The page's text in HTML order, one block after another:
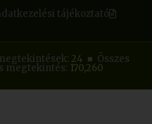
tájékoztató
24 ■ Összes
megtekintés: 170,260